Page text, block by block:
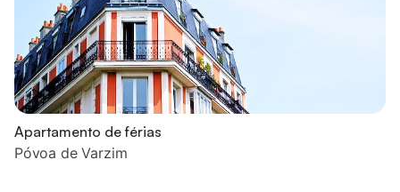
Apartamento de férias
Póvoa de Varzim